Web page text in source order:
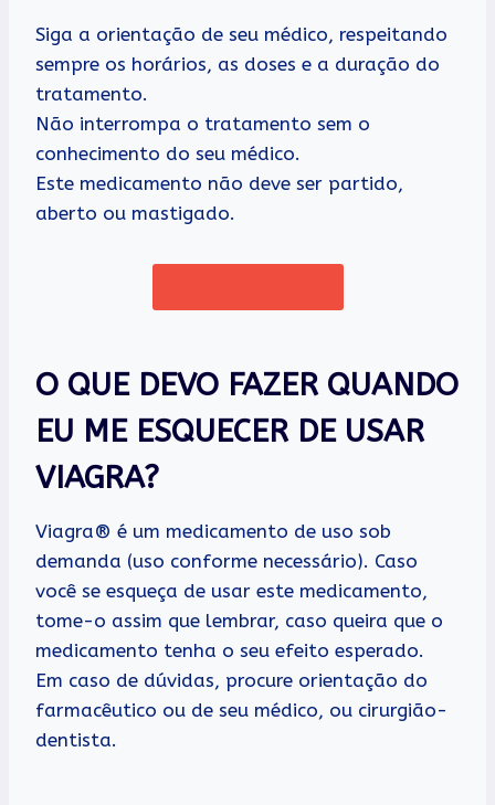
Siga a orientação de seu médico, respeitando
sempre os horários, as doses e a duração do
tratamento.
Não interrompa o tratamento sem o
conhecimento do seu médico.
Este medicamento não deve ser partido,
aberto ou mastigado.
O QUE DEVO FAZER QUANDO
EU ME ESQUECER DE USAR
VIAGRA?
Viagra® é um medicamento de uso sob
demanda (uso conforme necessário). Caso
você se esqueça de usar este medicamento,
tome-o assim que lembrar, caso queira que o
medicamento tenha o seu efeito esperado.
Em caso de dúvidas, procure orientação do
farmacêutico ou de seu médico, ou cirurgião-
dentista.